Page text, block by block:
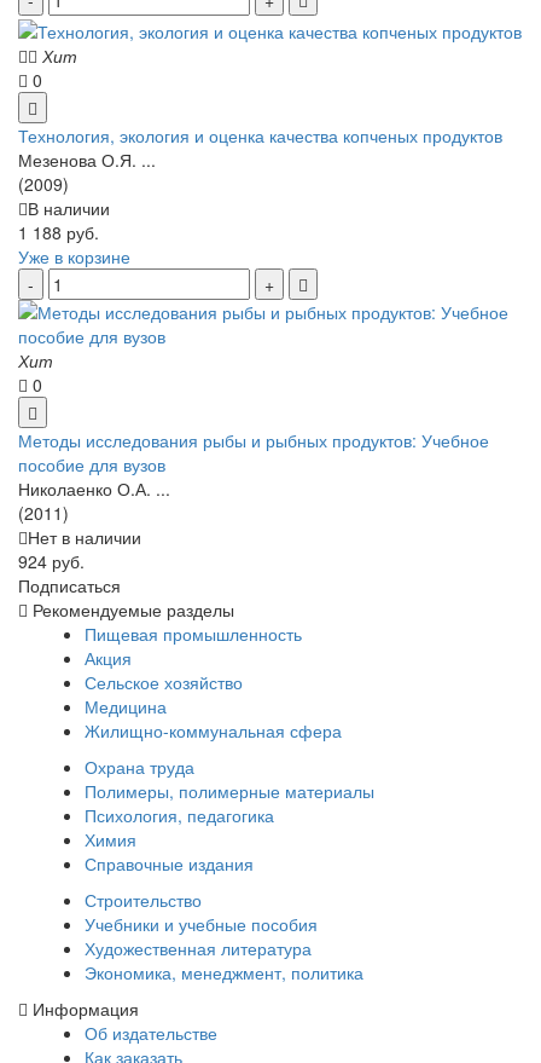
Хит
0
Технология, экология и оценка качества копченых продуктов
Мезенова О.Я. ...
(2009)
В наличии
1 188 руб.
Уже в корзине
Хит
0
Методы исследования рыбы и рыбных продуктов: Учебное
пособие для вузов
Николаенко О.А. ...
(2011)
Нет в наличии
924 руб.
Подписаться
Рекомендуемые разделы
Пищевая промышленность
Акция
Сельское хозяйство
Медицина
Жилищно-коммунальная сфера
Охрана труда
Полимеры, полимерные материалы
Психология, педагогика
Химия
Справочные издания
Строительство
Учебники и учебные пособия
Художественная литература
Экономика, менеджмент, политика
Информация
Об издательстве
Как заказать